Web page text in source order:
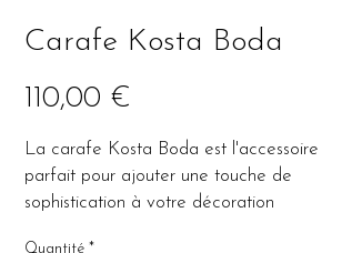
Carafe Kosta Boda
110,00 €
La carafe Kosta Boda est l'accessoire
parfait pour ajouter une touche de
sophistication à votre décoration
Quantité *